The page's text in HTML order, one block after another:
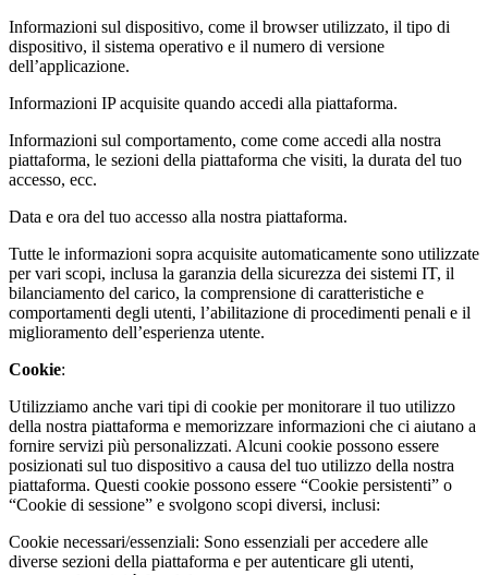
Informazioni sul dispositivo, come il browser utilizzato, il tipo di
dispositivo, il sistema operativo e il numero di versione
dell’applicazione.
Informazioni IP acquisite quando accedi alla piattaforma.
Informazioni sul comportamento, come come accedi alla nostra
piattaforma, le sezioni della piattaforma che visiti, la durata del tuo
accesso, ecc.
Data e ora del tuo accesso alla nostra piattaforma.
Tutte le informazioni sopra acquisite automaticamente sono utilizzate
per vari scopi, inclusa la garanzia della sicurezza dei sistemi IT, il
bilanciamento del carico, la comprensione di caratteristiche e
comportamenti degli utenti, l’abilitazione di procedimenti penali e il
miglioramento dell’esperienza utente.
Cookie:
Utilizziamo anche vari tipi di cookie per monitorare il tuo utilizzo
della nostra piattaforma e memorizzare informazioni che ci aiutano a
fornire servizi più personalizzati. Alcuni cookie possono essere
posizionati sul tuo dispositivo a causa del tuo utilizzo della nostra
piattaforma. Questi cookie possono essere “Cookie persistenti” o
“Cookie di sessione” e svolgono scopi diversi, inclusi:
Cookie necessari/essenziali: Sono essenziali per accedere alle
diverse sezioni della piattaforma e per autenticare gli utenti,